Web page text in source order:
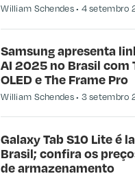
William Schendes 4 setembro
Samsung apresenta
AI 2025 no Brasil com
OLED e The Frame Pro
William Schendes 3 setembro
Galaxy Tab S10 Lite é
Brasil; confira os
de armazenamento